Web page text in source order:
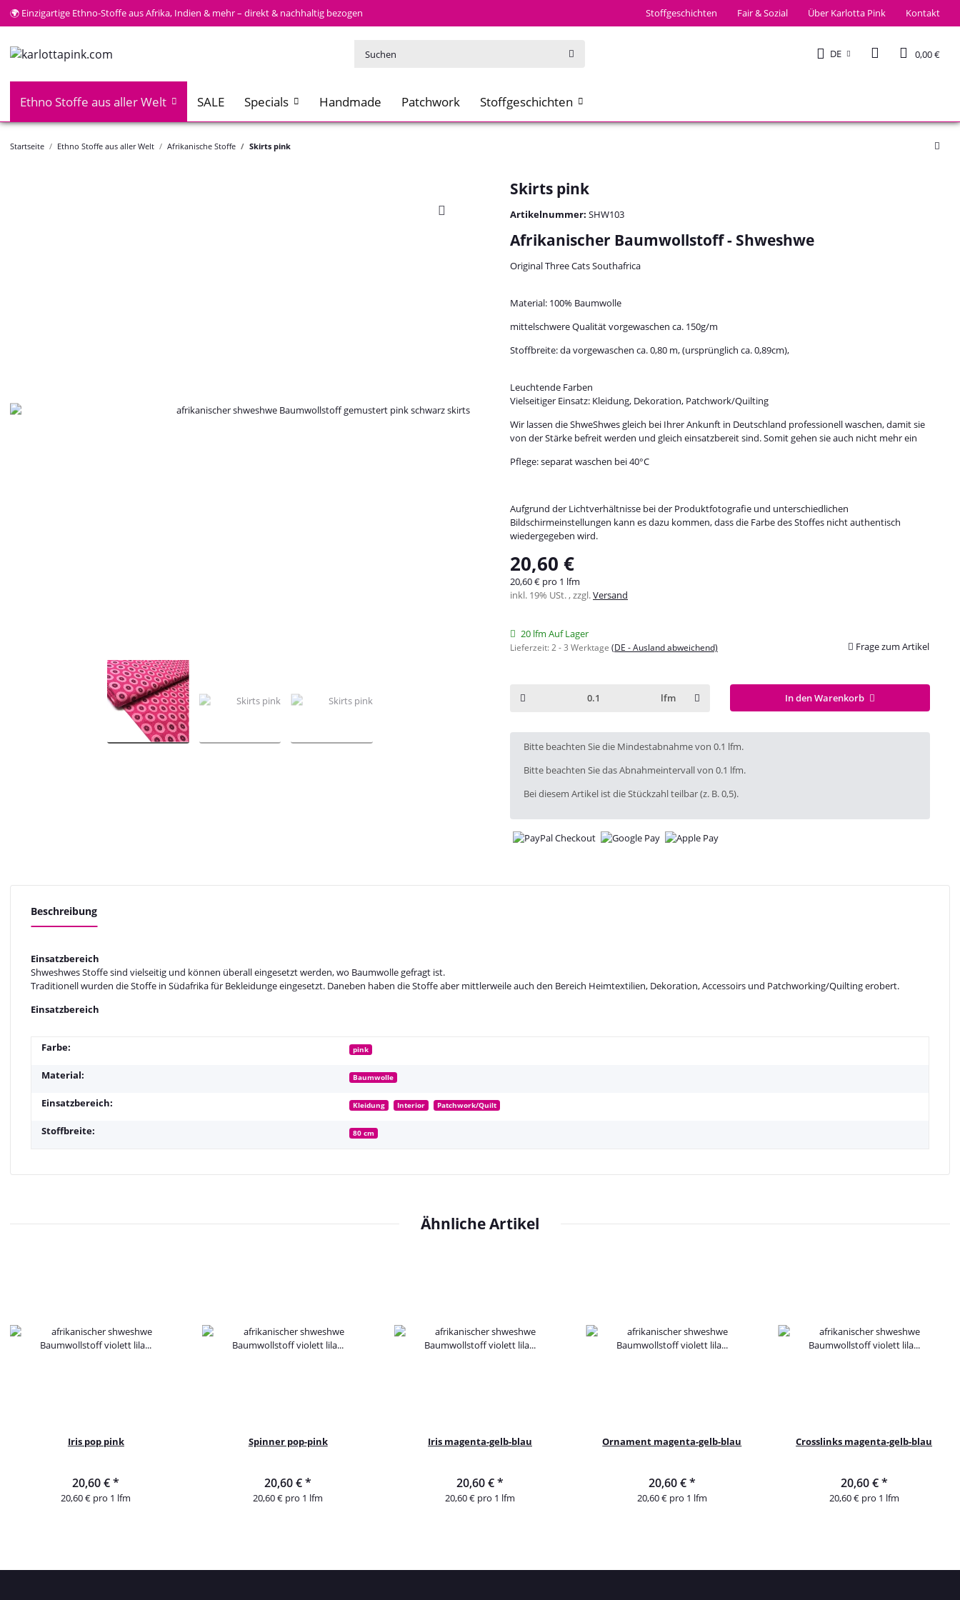
Stoffgeschichten Fair & Sozial Über Karlotta Pink Kontakt
🌍 Einzigartige Ethno-Stoffe aus Afrika, Indien & mehr – direkt & nachhaltig bezogen
DE 0,00 €
Ethno Stoffe aus aller Welt SALE Specials Handmade Patchwork Stoffgeschichten
Startseite Ethno Stoffe aus aller Welt Afrikanische Stoffe Skirts pink
Skirts pink
Artikelnummer: SHW103
Afrikanischer Baumwollstoff - Shweshwe
Original Three Cats Southafrica
Material: 100% Baumwolle
mittelschwere Qualität vorgewaschen ca. 150g/m
Stoffbreite: da vorgewaschen ca. 0,80 m, (ursprünglich ca. 0,89cm),
Leuchtende Farben
Vielseitiger Einsatz: Kleidung, Dekoration, Patchwork/Quilting
Wir lassen die ShweShwes gleich bei Ihrer Ankunft in Deutschland professionell waschen, damit sie
von der Stärke befreit werden und gleich einsatzbereit sind. Somit gehen sie auch nicht mehr ein
Pflege: separat waschen bei 40°C
Aufgrund der Lichtverhältnisse bei der Produktfotografie und unterschiedlichen
Bildschirmeinstellungen kann es dazu kommen, dass die Farbe des Stoffes nicht authentisch
wiedergegeben wird.
20,60 €
20,60 € pro 1 lfm
inkl. 19% USt. , zzgl.Versand
20 lfm Auf Lager
Lieferzeit:2 - 3 Werktage (DE - Ausland abweichend) Frage zum Artikel
lfm In den Warenkorb
x
Bitte beachten Sie die Mindestabnahme von 0.1 lfm.
Bitte beachten Sie das Abnahmeintervall von 0.1 lfm.
Bei diesem Artikel ist die Stückzahl teilbar (z. B. 0,5).
Beschreibung
Einsatzbereich
Shweshwes Stoffe sind vielseitig und können überall eingesetzt werden, wo Baumwolle gefragt ist.
Traditionell wurden die Stoffe in Südafrika für Bekleidunge eingesetzt. Daneben haben die Stoffe aber mittlerweile auch den Bereich Heimtextilien, Dekoration, Accessoirs und Patchworking/Quilting erobert.
Einsatzbereich
Farbe: pink
Material: Baumwolle
Einsatzbereich: Kleidung Interior Patchwork/Quilt
Stoffbreite: 80 cm
Ähnliche Artikel
Iris pop pink
20,60 €*
20,60 € pro 1 lfm
Spinner pop-pink
20,60 €*
20,60 € pro 1 lfm
Iris magenta-gelb-blau
20,60 €*
20,60 € pro 1 lfm
Ornament magenta-gelb-blau
20,60 €*
20,60 € pro 1 lfm
Crosslinks magenta-gelb-blau
20,60 €*
20,60 € pro 1 lfm